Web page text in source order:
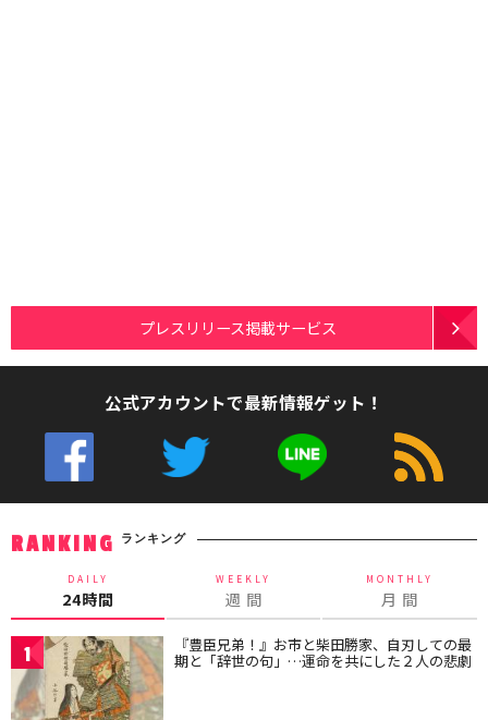
プレスリリース掲載サービス
公式アカウントで最新情報ゲット！
RANKING ランキング
DAILY
24時間
WEEKLY
週 間
MONTHLY
月 間
1 『豊臣兄弟！』お市と柴田勝家、自刃しての最
期と「辞世の句」…運命を共にした２人の悲劇